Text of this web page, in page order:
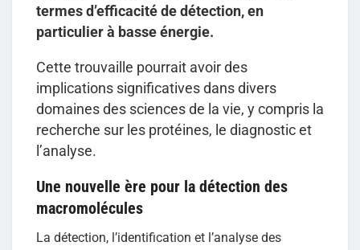
termes d’efficacité de détection, en
particulier à basse énergie.
Cette trouvaille pourrait avoir des
implications significatives dans divers
domaines des sciences de la vie, y compris la
recherche sur les protéines, le diagnostic et
l’analyse.
Une nouvelle ère pour la détection des
macromolécules
La détection, l’identification et l’analyse des